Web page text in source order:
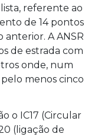
referente ao
de 14 pontos
anterior. A ANSR
de estrada com
onde, num
menos cinco
o IC17 (Circular
(ligação de